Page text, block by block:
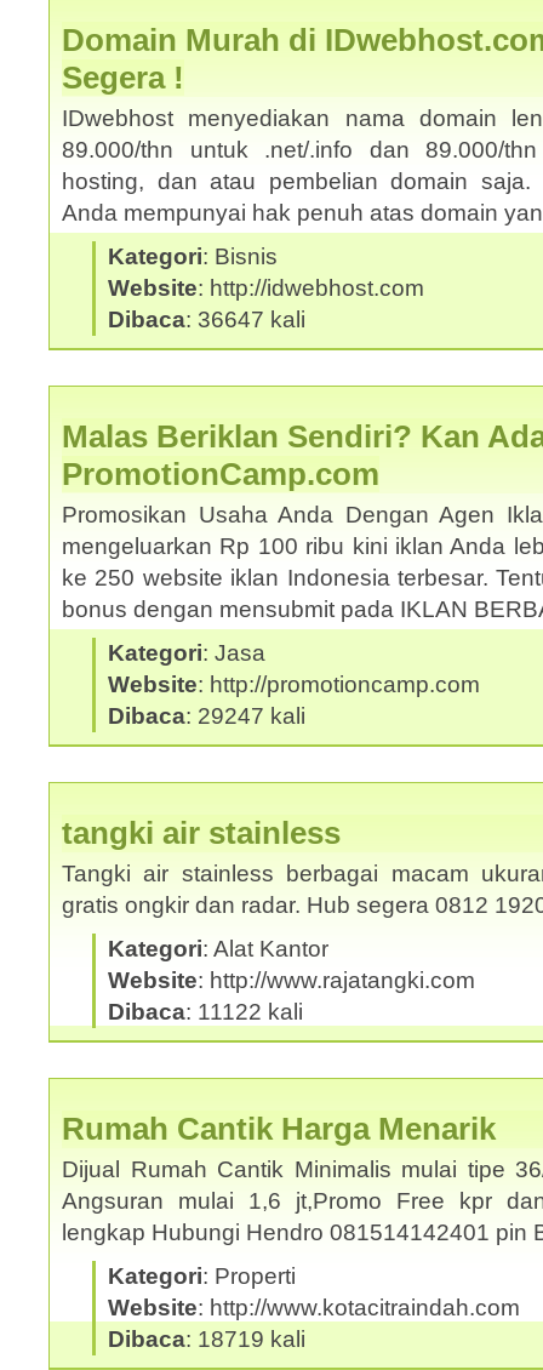
Domain Murah di
Segera !
IDwebhost menyediakan nama domain
89.000/thn untuk .net/.info dan 89.000/
hosting, dan atau pembelian domain saja.
Anda mempunyai hak penuh atas domain
Kategori: Bisnis
Website: http://idwebhost.com
Dibaca: 36647 kali
Malas Beriklan Sendiri? Kan
PromotionCamp.com
Promosikan Usaha Anda Dengan Agen
mengeluarkan Rp 100 ribu kini iklan Anda
ke 250 website iklan Indonesia terbesar.
bonus dengan mensubmit pada IKLAN
Kategori: Jasa
Website: http://promotioncamp.com
Dibaca: 29247 kali
tangki air stainless
Tangki air stainless berbagai macam
gratis ongkir dan radar. Hub segera 0812
Kategori: Alat Kantor
Website: http://www.rajatangki.com
Dibaca: 11122 kali
Rumah Cantik Harga Menarik
Dijual Rumah Cantik Minimalis mulai tipe
Angsuran mulai 1,6 jt,Promo Free kpr
lengkap Hubungi Hendro 081514142401
Kategori: Properti
Website: http://www.kotacitraindah.com
Dibaca: 18719 kali